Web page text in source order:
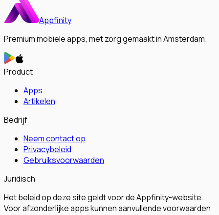
Appfinity
Premium mobiele apps, met zorg gemaakt in Amsterdam.
Product
Apps
Artikelen
Bedrijf
Neem contact op
Privacybeleid
Gebruiksvoorwaarden
Juridisch
Het beleid op deze site geldt voor de Appfinity-website.
Voor afzonderlijke apps kunnen aanvullende voorwaarden